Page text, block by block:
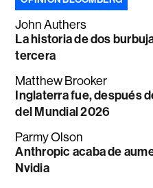
John Authers
La historia de dos
tercera
Matthew Brooker
Inglaterra fue, después
del Mundial 2026
Parmy Olson
Anthropic acaba de
Nvidia